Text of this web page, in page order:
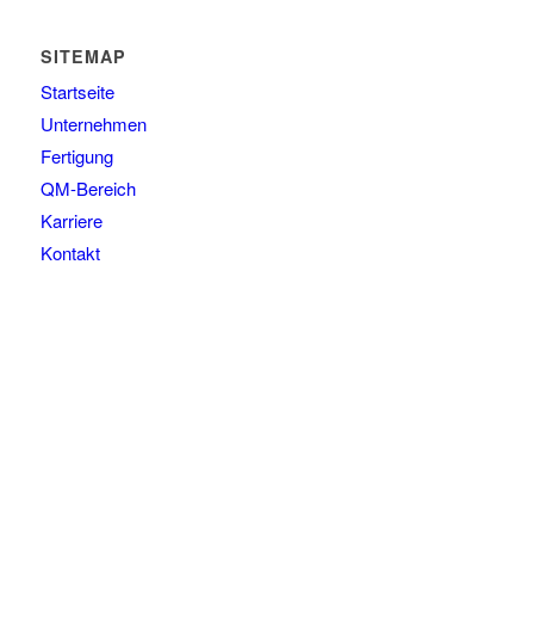
SITEMAP
Startseite
Unternehmen
Fertigung
QM-Bereich
Karriere
Kontakt